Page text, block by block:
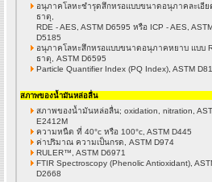
อนุภาคโลหะชำรุดสึกหรอแบบขนาดอนุภาคละเอีย
ธาตุ,
RDE - AES, ASTM D6595 หรือ ICP - AES,
D5185
อนุภาคโลหะสึกหรอแบบขนาดอนุภาคหยาบ แบบ
ธาตุ, ASTM D6595
Particle Quantifier Index (PQ Index), ASTM
สภาพของน้ำมันหล่อลื่น
สภาพของน้ำมันหล่อลื่น; oxidation, nitration,
E2412M
ความหนืด ที่ 40°c หรือ 100°c, ASTM D445
ค่าปริมาณ ความเป็นกรด, ASTM D974
RULER™, ASTM D6971
FTIR Spectroscopy (Phenolic Antioxidant),
D2668